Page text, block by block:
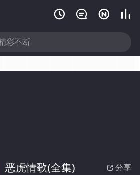
   
 分享
恶虎情歌(全集)